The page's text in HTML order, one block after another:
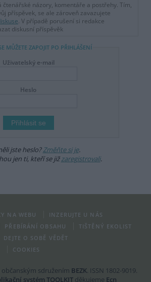
čtenářské názory, komentáře a postřehy. Tím,
příspěvek, se ale zároveň zavazujete
. V případě porušení si redakce
diskusní příspěvěk
MŮŽETE ZAPOJIT PO PŘIHLÁŠENÍ
Uživatelský e-mail
Heslo
jste heslo?Změňte si je.
jen ti, kteří se jižzaregistrovali.
NA WEBU
INZERUJTE U NÁS
PŘEBÍRÁNÍ OBSAHU
TIŠTĚNÝ EKOLIST
DEJTE O SOBĚ VĚDĚT
COOKIES
občanským sdružením BEZK. ISSN 1802-9019.
systém TOOLKIT děkujeme Ecn